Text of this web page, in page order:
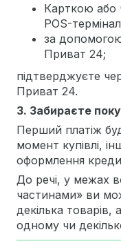
Карткою або
POS-
за
Приват 24;
підтверджуєте
Приват 24.
3. Забираєте
Перший платіж
момент купівлі,
оформлення
До речі, у межах
частинами» ви
декілька
одному чи